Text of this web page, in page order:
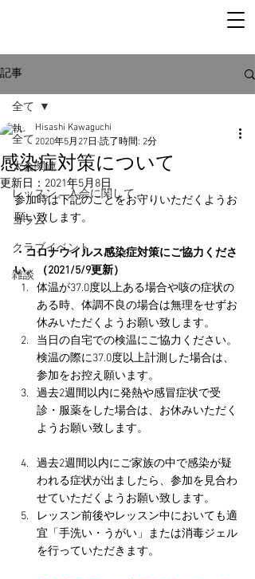
記事
全て
大会関連
レッスン、入会に関して
コラム
クラブイベント
雑談
全て
感染症対策について
Hisashi Kawaguchi
2020年5月27日 読了時間: 2分
更新日： 2021年5月8日
参加時は下記のことをお守りいただくようお
願い致します。
・コロナウイルス感染症対策にご協力くださ
い。（2021/5/9更新）
体温が37.0度以上ある場合や咳の症状の
ある時、体調不良の場合は無理をせずお
休みいただくようお願い致します。
当日の自宅での検温にご協力ください。
検温の際に37.0度以上計測した場合は、
参加をお控え願います。
過去2週間以内に発熱や感冒症状で受
診・服薬をした場合は、お休みいただく
ようお願い致します。
過去2週間以内にご家族の中で感染が疑
われる症状が出ましたら、参加を見合わ
せていただくようお願い致します。
レッスン前後やレッスン中においても適
宜「手洗い・うがい」または消毒ジェル
を行っていただきます。